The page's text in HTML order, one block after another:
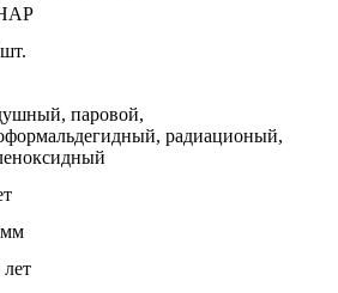
паровой,
радиационый,